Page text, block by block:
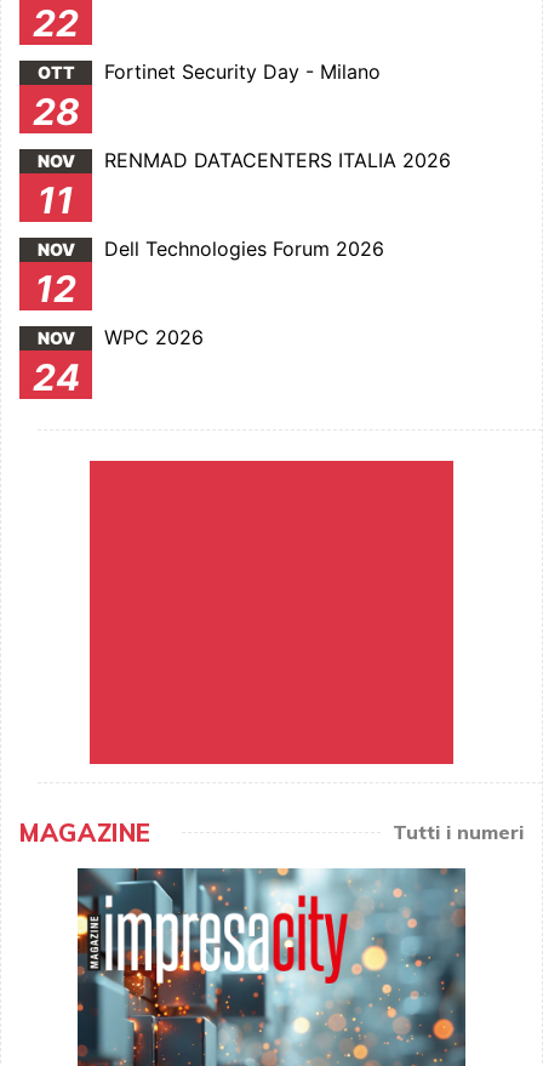
22
OTT
28
Fortinet Security Day - Milano
NOV
11
RENMAD DATACENTERS ITALIA 2026
NOV
12
Dell Technologies Forum 2026
NOV
24
WPC 2026
MAGAZINE Tutti i numeri